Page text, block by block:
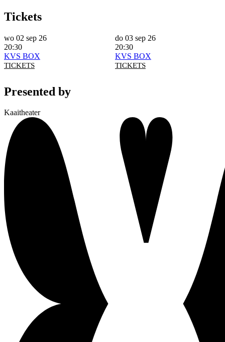
Tickets
wo 02 sep 26
20:30
KVS BOX
TICKETS
do 03 sep 26
20:30
KVS BOX
TICKETS
Presented by
Kaaitheater